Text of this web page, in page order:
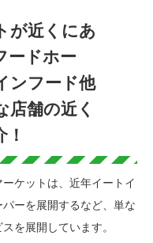
が近くにあ
ードホー
ンフード他
店舗の近く
ケットは、近年イートイ
ーを展開するなど、単な
を展開しています。